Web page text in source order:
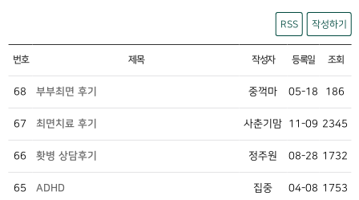
RSS 작성하기
번호 제목 작성자 등록일 조회
68 부부최면 후기 중꺽마 05-18 186
67 최면치료 후기 사춘기맘 11-09 2345
66 홧병 상담후기 정주원 08-28 1732
65 ADHD 집중 04-08 1753